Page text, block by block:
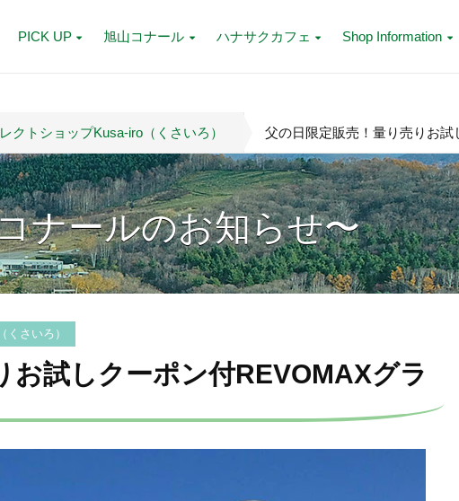
PICK UP 旭山コナール ハナサクカフェ Shop Information
クトショップKusa-iro（くさいろ） 父の日限定販売！量り売りお試
ナールのお知らせ〜
さいろ）
お試しクーポン付REVOMAXグラ